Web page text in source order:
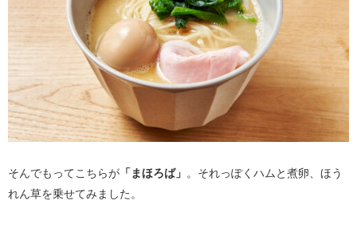
そんでもってこちらが 「まほろば」 。それっぽくハムと煮卵、ほう
れん草を乗せてみました。